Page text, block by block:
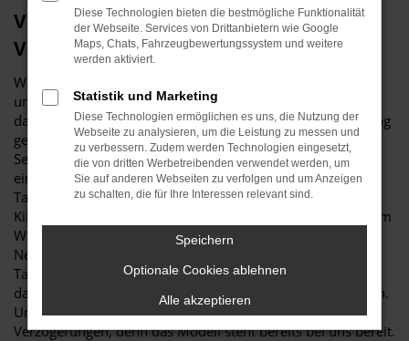
Viele gute Gründe für eine VW Passat
Variant Tageszulassung in Düsseldorf
Wer sich für ein neues Fahrzeug interessiert, führt nahezu
unweigerlich umfassende Recherchen durch. Haben Sie
dabei auch schon an eine VW Passat Variant Tageszulassung
gedacht? Wir fragen deshalb, weil es für Ihr „Unterwegs-
Sein“ in Düsseldorf kaum eine günstigere Möglichkeit für
einen echten Neuwagen gibt. Die VW Passat Variant
Tageszulassung ist ein Fahrzeug, das noch keinen einzigen
Kilometer gefahren wurde und entsprechend frisch aus dem
Werk stammt. Der Unterschied zu einem bestellten
Neuwagen besteht darin, dass die VW Passat Variant
Tageszulassung bereits komplett konfiguriert ist und nur
darauf wartet, von Ihnen in Düsseldorf gefahren zu werden.
Und das ohne Umschweife, Wartezeiten oder
Verzögerungen, denn das Modell steht bereits bei uns bereit.
Diese Technologien bieten die bestmögliche Funktionalität
der Webseite. Services von Drittanbietern wie Google
Maps, Chats, Fahrzeugbewertungssystem und weitere
werden aktiviert.
Statistik und Marketing
Diese Technologien ermöglichen es uns, die Nutzung der
Webseite zu analysieren, um die Leistung zu messen und
zu verbessern. Zudem werden Technologien eingesetzt,
die von dritten Werbetreibenden verwendet werden, um
Sie auf anderen Webseiten zu verfolgen und um Anzeigen
zu schalten, die für Ihre Interessen relevant sind.
Speichern
Optionale Cookies ablehnen
Alle akzeptieren